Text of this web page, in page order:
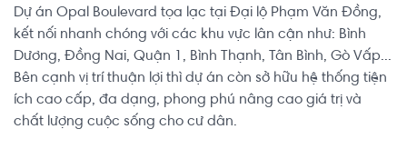
Dự án Opal Boulevard tọa lạc tại Đại lộ Phạm Văn Đồng,
kết nối nhanh chóng với các khu vực lân cận như: Bình
Dương, Đồng Nai, Quận 1, Bình Thạnh, Tân Bình, Gò Vấp...
Bên cạnh vị trí thuận lợi thì dự án còn sở hữu hệ thống tiện
ích cao cấp, đa dạng, phong phú nâng cao giá trị và
chất lượng cuộc sống cho cư dân.